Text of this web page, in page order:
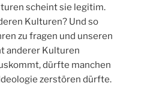
scheint sie legitim.
Kulturen? Und so
zu fragen und unseren
anderer Kulturen
dürfte manchen
zerstören dürfte.